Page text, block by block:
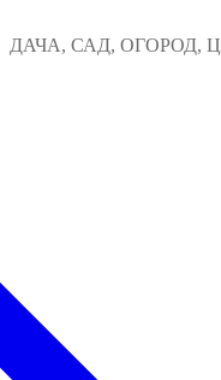
к
ДАЧА, САД, ОГОРОД,